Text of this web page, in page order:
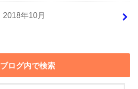
2018年10月
ブログ内で検索